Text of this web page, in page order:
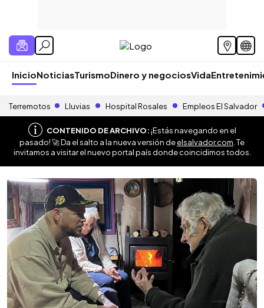
InicioNoticiasTurismoDinero y negociosVida
Terremotos Lluvias Hospital Rosales Empleos El Salvador
CONTENIDO DE ARCHIVO:¡Estás navegando en el
pasado! 🚀 Da el salto a la nueva versión deelsalvador.com . Te
invitamos a visitar el nuevo portal país donde coincidimos todos.